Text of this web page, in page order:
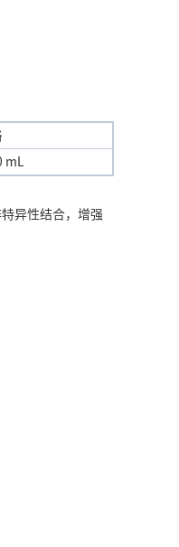
mL
异性结合，增强